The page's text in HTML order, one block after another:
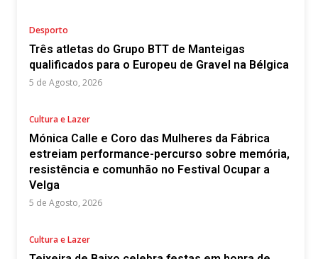
Desporto
Três atletas do Grupo BTT de Manteigas
qualificados para o Europeu de Gravel na Bélgica
5 de Agosto, 2026
Cultura e Lazer
Mónica Calle e Coro das Mulheres da Fábrica
estreiam performance-percurso sobre memória,
resistência e comunhão no Festival Ocupar a
Velga
5 de Agosto, 2026
Cultura e Lazer